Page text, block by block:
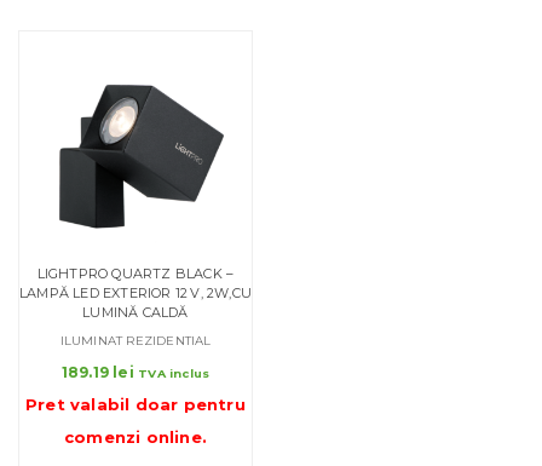
LIGHTPRO QUARTZ BLACK –
LAMPĂ LED EXTERIOR 12 V, 2W,CU
LUMINĂ CALDĂ
ILUMINAT REZIDENTIAL
189.19 lei TVA inclus
Pret valabil doar pentru
comenzi online.